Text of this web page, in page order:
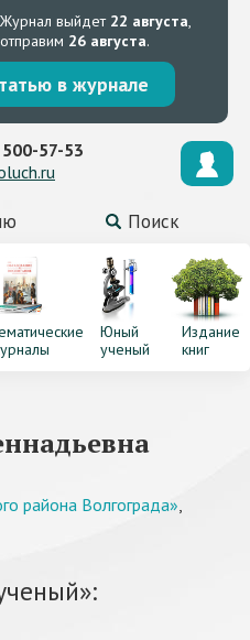
Журнал выйдет 22 августа,
26 августа.
в журнале
Поиск
57-53
Юный
ученый
Издание
книг
района Волгограда»,